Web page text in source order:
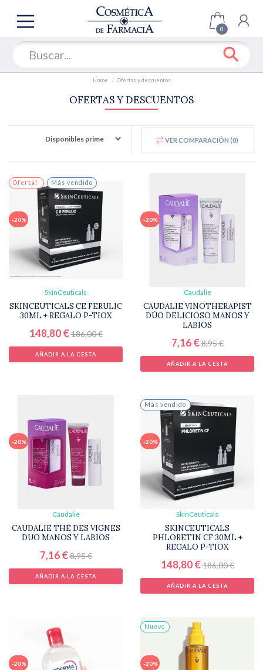
0
TODAS
LAS
SECCIONES
COFRES
UÑAS
FRAGANCIA
HOMBRE
MARCAS
PREOCUPACIÓN
VENTAJAS
MIS
Home Ofertas y descuentos
OFERTAS Y DESCUENTOS
VER COMPARACIÓN (0)
Oferta! Más vendido
-20%
SkinCeuticals
SKINCEUTICALS CE FERULIC
30ML + REGALO P-TIOX
148,80 €186,00 €
AÑADIR A LA CESTA
-20%
Caudalie
CAUDALIE VINOTHERAPIST
DÚO DELICIOSO MANOS Y
LABIOS
7,16 €8,95 €
AÑADIR A LA CESTA
-20%
Caudalie
CAUDALIE THÉ DES VIGNES
DUO MANOS Y LABIOS
7,16 €8,95 €
AÑADIR A LA CESTA
Más vendido
-20%
SkinCeuticals
SKINCEUTICALS
PHLORETIN CF 30ML +
REGALO P-TIOX
148,80 €186,00 €
AÑADIR A LA CESTA
-20%
Nuevo
-20%